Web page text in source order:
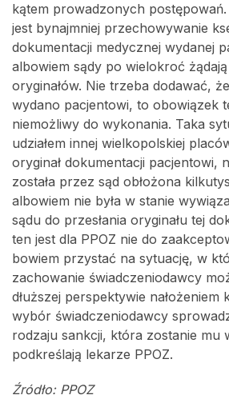
kątem prowadzonych
jest bynajmniej przechowywanie
dokumentacji medycznej wydanej
albowiem sądy po wielokroć
oryginałów. Nie trzeba dodawać,
wydano pacjentowi, to obowiązek
niemożliwy do wykonania. Taka
udziałem innej wielkopolskiej
oryginał dokumentacji pacjentowi,
została przez sąd obłożona
albowiem nie była w stanie
sądu do przesłania oryginału tej
ten jest dla PPOZ nie do
bowiem przystać na sytuację, w
zachowanie świadczeniodawcy
dłuższej perspektywie nałożeniem
wybór świadczeniodawcy
rodzaju sankcji, która zostanie mu
podkreślają lekarze PPOZ.
Źródło: PPOZ